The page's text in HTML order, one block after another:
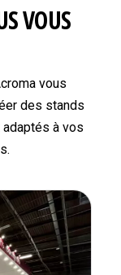
VOUS
vous
des stands
à vos